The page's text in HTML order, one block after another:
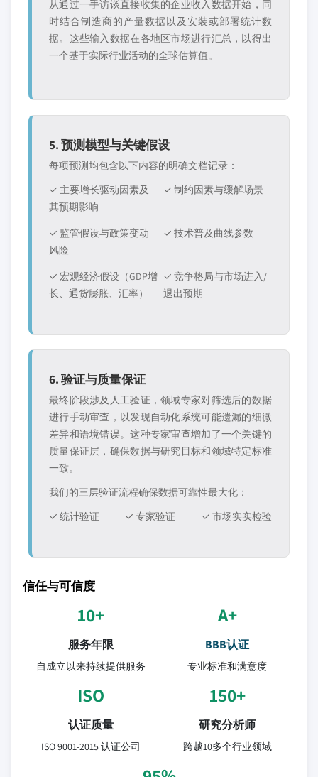
从通过一手访谈直接收集的企业收入数据开始，同
时结合制造商的产量数据以及安装或部署统计数
据。这些输入数据在各地区市场进行汇总，以得出
一个基于实际行业活动的全球估算值。
5. 预测模型与关键假设
每项预测均包含以下内容的明确文档记录：
✓ 主要增长驱动因素及
其预期影响
✓ 制约因素与缓解场景
✓ 监管假设与政策变动
风险
✓ 技术普及曲线参数
✓ 宏观经济假设（GDP增
长、通货膨胀、汇率）
✓ 竞争格局与市场进入/
退出预期
6. 验证与质量保证
最终阶段涉及人工验证，领域专家对筛选后的数据
进行手动审查，以发现自动化系统可能遗漏的细微
差异和语境错误。这种专家审查增加了一个关键的
质量保证层，确保数据与研究目标和领域特定标准
一致。
我们的三层验证流程确保数据可靠性最大化：
✓ 统计验证
✓ 专家验证 ✓ 市场实实检验
信任与可信度
10+
服务年限
自成立以来持续提供服务
A+
BBB认证
专业标准和满意度
ISO
认证质量
ISO 9001-2015 认证公司
150+
研究分析师
跨越10多个行业领域